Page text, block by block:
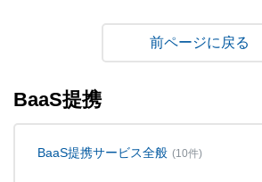
戻る
BaaS提携
BaaS提携サービス全般 (10件)